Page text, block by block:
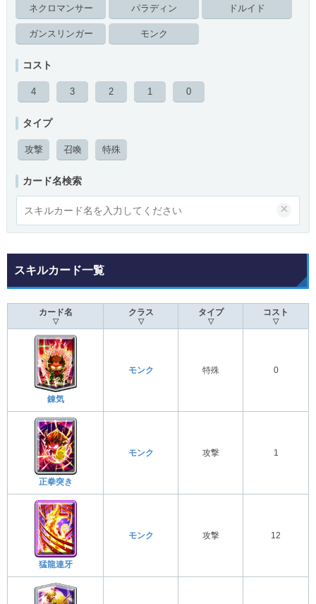
ネクロマンサー パラディン ドルイド
ガンスリンガー モンク
コスト
4 3 2 1 0
タイプ
攻撃 召喚 特殊
カード名検索
×
スキルカード一覧
カード名
▽
クラス
▽
タイプ
▽
コスト
▽
錬気
モンク 特殊 0
正拳突き
モンク 攻撃 1
猛龍連牙
モンク 攻撃 12